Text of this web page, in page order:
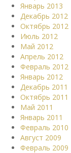
Январь 2013
Декабрь 2012
Октябрь 2012
Июль 2012
Май 2012
Апрель 2012
Февраль 2012
Январь 2012
Декабрь 2011
Октябрь 2011
Май 2011
Январь 2011
Февраль 2010
Август 2009
Февраль 2009